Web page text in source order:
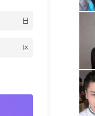
。外省的请不要来信了，不现实。
日
区